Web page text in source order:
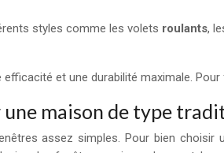
styles comme les volets roulants,
et une durabilité maximale.
maison de type
assez simples. Pour bien